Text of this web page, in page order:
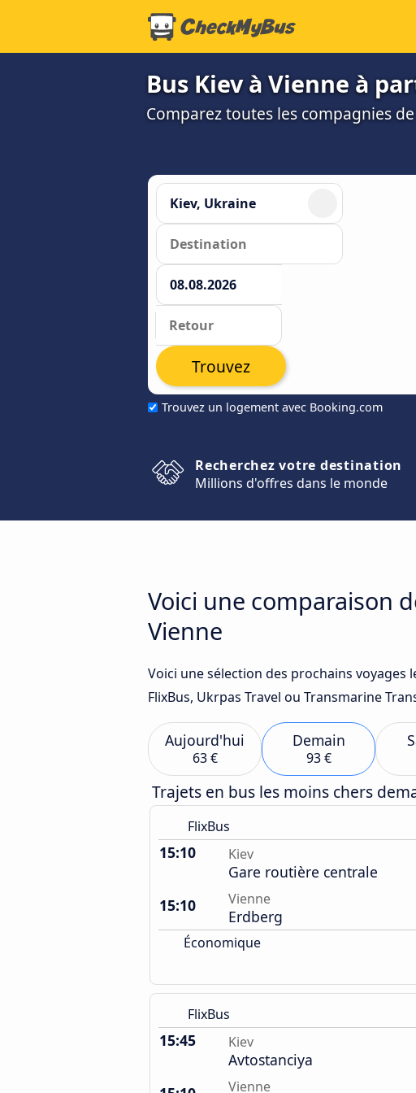
Bus Kiev à Vienne à
Comparez toutes les compagnies
Trouvez un logement avec Booking.com
Trouvez
Recherchez votre destination
Millions d'offres dans le monde
Voici une comparaison
Vienne
Voici une sélection des prochains
FlixBus, Ukrpas Travel ou Transmarine
Aujourd'hui
63 €
Demain
93 €
Trajets en bus les moins chers
FlixBus
15:10 Kiev
Gare routière centrale
15:10
Vienne
Erdberg
Économique
FlixBus
15:45 Kiev
Avtostanciya
Vienne